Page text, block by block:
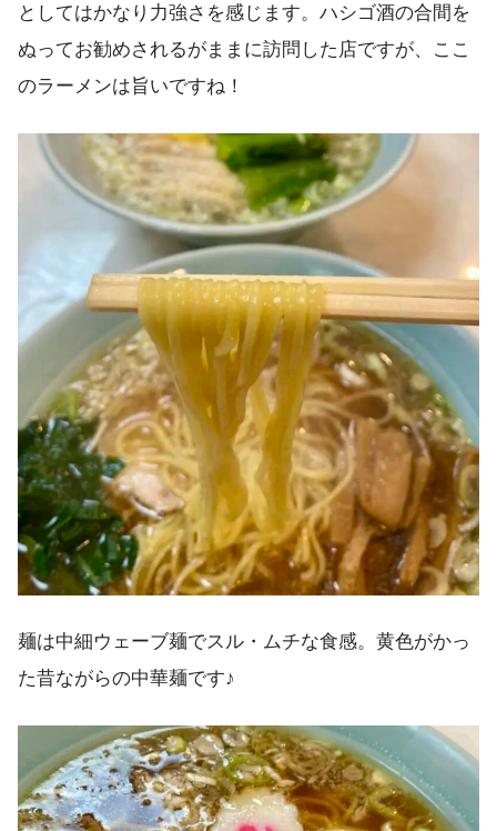
としてはかなり力強さを感じます。ハシゴ酒の合間を
ぬってお勧めされるがままに訪問した店ですが、ここ
のラーメンは旨いですね！
麺は中細ウェーブ麺でスル・ムチな食感。黄色がかっ
た昔ながらの中華麺です♪